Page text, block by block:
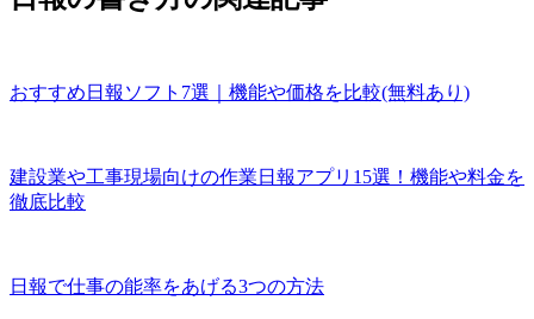
おすすめ日報ソフト7選｜機能や価格を比較(無料あり)
建設業や工事現場向けの作業日報アプリ15選！機能や料金を
徹底比較
日報で仕事の能率をあげる3つの方法